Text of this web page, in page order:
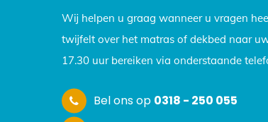
Wij helpen u graag wanneer u vragen
twijfelt over het matras of dekbed naar
17.30 uur bereiken via onderstaande
Bel ons op 0318 - 250 055